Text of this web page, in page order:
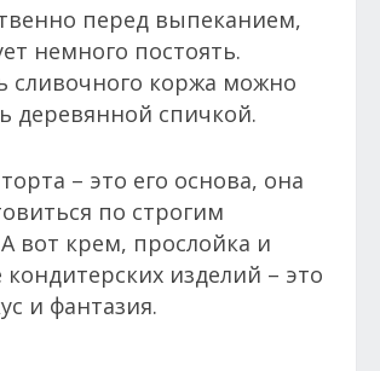
перед выпеканием,
немного постоять.
сливочного коржа можно
деревянной спичкой.
– это его основа, она
по строгим
вот крем, прослойка и
изделий – это
и фантазия.